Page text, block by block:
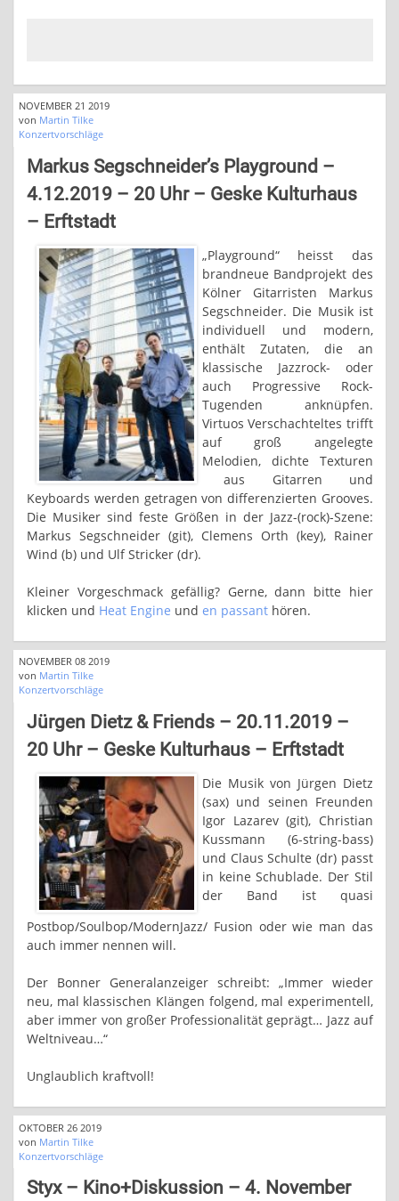
NOVEMBER 21 2019
von Martin Tilke
Konzertvorschläge
Markus Segschneider’s Playground –
4.12.2019 – 20 Uhr – Geske Kulturhaus
– Erftstadt
„Playground“ heisst das
brandneue Bandprojekt des
Kölner Gitarristen Markus
Segschneider. Die Musik ist
individuell und modern,
enthält Zutaten, die an
klassische Jazzrock- oder
auch Progressive Rock-
Tugenden anknüpfen.
Virtuos Verschachteltes trifft
auf groß angelegte
Melodien, dichte Texturen
aus Gitarren und
Keyboards werden getragen von differenzierten Grooves.
Die Musiker sind feste Größen in der Jazz-(rock)-Szene:
Markus Segschneider (git), Clemens Orth (key), Rainer
Wind (b) und Ulf Stricker (dr).
Kleiner Vorgeschmack gefällig? Gerne, dann bitte hier
klicken und Heat Engine und en passant hören.
NOVEMBER 08 2019
von Martin Tilke
Konzertvorschläge
Jürgen Dietz & Friends – 20.11.2019 –
20 Uhr – Geske Kulturhaus – Erftstadt
Die Musik von Jürgen Dietz
(sax) und seinen Freunden
Igor Lazarev (git), Christian
Kussmann (6-string-bass)
und Claus Schulte (dr) passt
in keine Schublade. Der Stil
der Band ist quasi
Postbop/Soulbop/ModernJazz/ Fusion oder wie man das
auch immer nennen will.
Der Bonner Generalanzeiger schreibt: „Immer wieder
neu, mal klassischen Klängen folgend, mal experimentell,
aber immer von großer Professionalität geprägt… Jazz auf
Weltniveau…“
Unglaublich kraftvoll!
OKTOBER 26 2019
von Martin Tilke
Konzertvorschläge
Styx – Kino+Diskussion – 4. November